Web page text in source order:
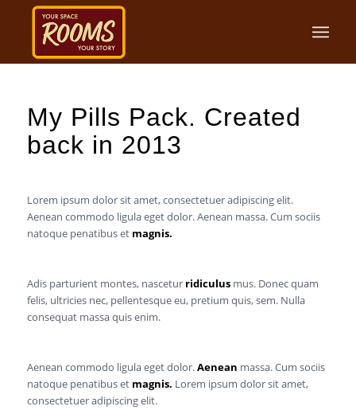
My Pills Pack. Created
back in 2013
Lorem ipsum dolor sit amet, consectetuer adipiscing elit.
Aenean commodo ligula eget dolor. Aenean massa. Cum sociis
natoque penatibus et magnis.
Adis parturient montes, nascetur ridiculusmus. Donec quam
felis, ultricies nec, pellentesque eu, pretium quis, sem. Nulla
consequat massa quis enim.
Aenean commodo ligula eget dolor.Aenean massa. Cum sociis
natoque penatibus et magnis. Lorem ipsum dolor sit amet,
consectetuer adipiscing elit.